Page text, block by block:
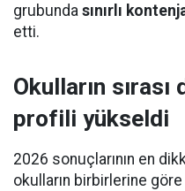
grubunda sınırlı
etti.
Okulların
profili yükseldi
2026 sonuçlarının en
okulların birbirlerine göre